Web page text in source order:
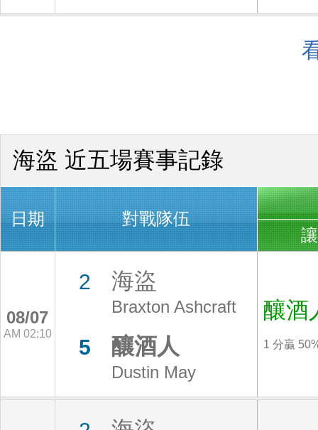
海盜 近五場賽事記錄
日期
對戰隊伍
08/07
AM 02:10
2 海盜
Braxton Ashcraft
5 釀酒人
Dustin May
釀酒
1 分贏